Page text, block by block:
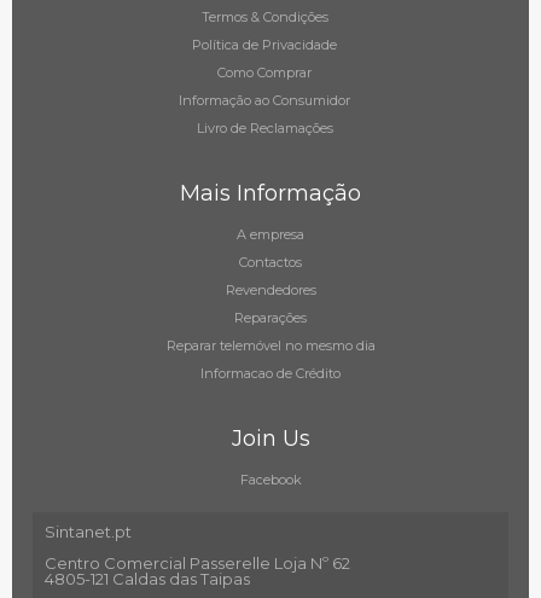
Termos & Condições
Política de Privacidade
Como Comprar
Informação ao Consumidor
Livro de Reclamações
Mais Informação
A empresa
Contactos
Revendedores
Reparações
Reparar telemóvel no mesmo dia
Informacao de Crédito
Join Us
Facebook
Sintanet.pt
Centro Comercial Passerelle Loja Nº 62
4805-121 Caldas das Taipas